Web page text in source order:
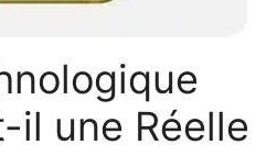
il une Réelle